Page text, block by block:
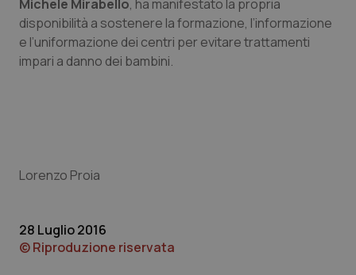
Provincia Autonoma di Trento
Puglia
Umbria
Ipertensione & Scompenso
Malattie rare
Oftalmologia
Michele Mirabello, ha manifestato la propria
disponibilità a sostenere la formazione, l’informazione
e l’uniformazione dei centri per evitare trattamenti
impari a danno dei bambini.
Lorenzo Proia
28 Luglio 2016
© Riproduzione riservata